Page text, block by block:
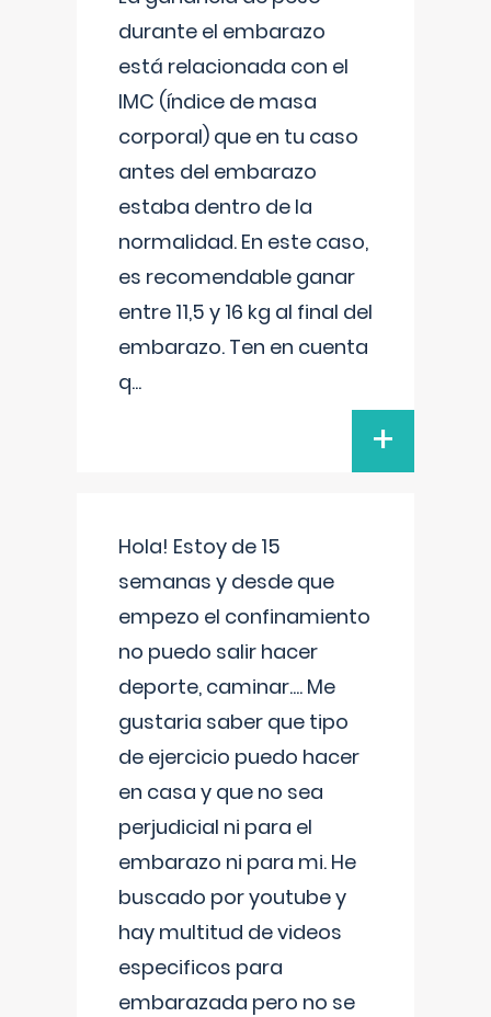
durante el embarazo
está relacionada con el
IMC (índice de masa
corporal) que en tu caso
antes del embarazo
estaba dentro de la
normalidad. En este caso,
es recomendable ganar
entre 11,5 y 16 kg al final del
embarazo. Ten en cuenta
q...
+
Hola! Estoy de 15
semanas y desde que
empezo el confinamiento
no puedo salir hacer
deporte, caminar.... Me
gustaria saber que tipo
de ejercicio puedo hacer
en casa y que no sea
perjudicial ni para el
embarazo ni para mi. He
buscado por youtube y
hay multitud de videos
especificos para
embarazada pero no se